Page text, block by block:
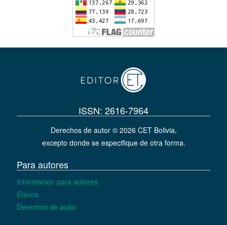
ISSN: 2616-7964
Derechos de autor © 2026 CET Bolivia,
excepto donde se especifique de otra forma.
Para autores
Información para autores
Envíos
Derechos de autor